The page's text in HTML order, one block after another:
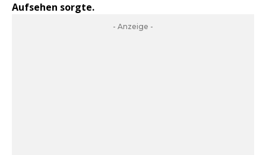
Aufsehen sorgte.
- Anzeige -